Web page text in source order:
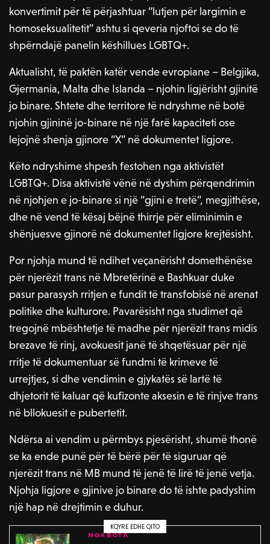
konvertimit për të përjashtuar “lutjen për largimin e
homoseksualitetit” ashtu si qeveria njoftoi se do të
shpërndajë panelin këshillues LGBTQ+.
Aktualisht, të paktën katër vende evropiane – Belgjika,
Gjermania, Malta dhe Islanda – njohin ligjërisht gjinitë
jo binare. Shtete dhe territore të ndryshme në botë
njohin gjininë jo-binare në një farë kapaciteti ose
lejojnë shenja gjinore “X” në dokumentet ligjore.
Këto ndryshime shpesh festohen nga aktivistët
LGBTQ+. Disa aktivistë vënë në dyshim përqendrimin
në njohjen e jo-binare si një “gjini e tretë”, megjithëse,
dhe në vend të kësaj bëjnë thirrje për eliminimin e
shënjuesve gjinorë në dokumentet ligjore krejtësisht.
Por njohja mund të ndihet veçanërisht domethënëse
për njerëzit trans në Mbretërinë e Bashkuar duke
pasur parasysh rritjen e fundit të transfobisë në arenat
politike dhe kulturore. Pavarësisht nga studimet që
tregojnë mbështetje të madhe për njerëzit trans midis
brezave të rinj, avokuesit janë të shqetësuar për një
rritje të dokumentuar së fundmi të krimeve të
urrejtjes, si dhe vendimin e gjykatës së lartë të
dhjetorit të kaluar që kufizonte aksesin e të rinjve trans
në bllokuesit e pubertetit.
Ndërsa ai vendim u përmbys pjesërisht, shumë thonë
se ka ende punë për të bërë për të siguruar që
njerëzit trans në MB mund të jenë të lirë të jenë vetja.
Njohja ligjore e gjinive jo binare do të ishte padyshim
një hap në drejtimin e duhur.
KQYRE EDHE QITO
NGA BOTA